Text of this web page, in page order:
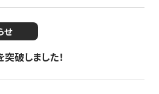
せ
破しました！